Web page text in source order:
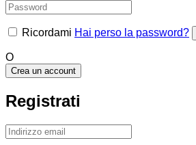
Ricordami Hai perso la password?
O
Crea un account
Registrati